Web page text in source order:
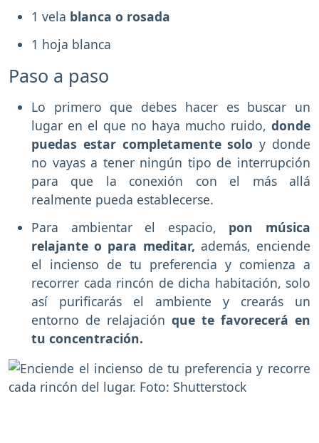
1 vela blanca o rosada
1 hoja blanca
Paso a paso
Lo primero que debes hacer es buscar un
lugar en el que no haya mucho ruido, donde
puedas estar completamente soloy donde
no vayas a tener ningún tipo de interrupción
para que la conexión con el más allá
realmente pueda establecerse.
Para ambientar el espacio, pon música
relajante o para meditar, además, enciende
el incienso de tu preferencia y comienza a
recorrer cada rincón de dicha habitación, solo
así purificarás el ambiente y crearás un
entorno de relajación que te favorecerá en
tu concentración.